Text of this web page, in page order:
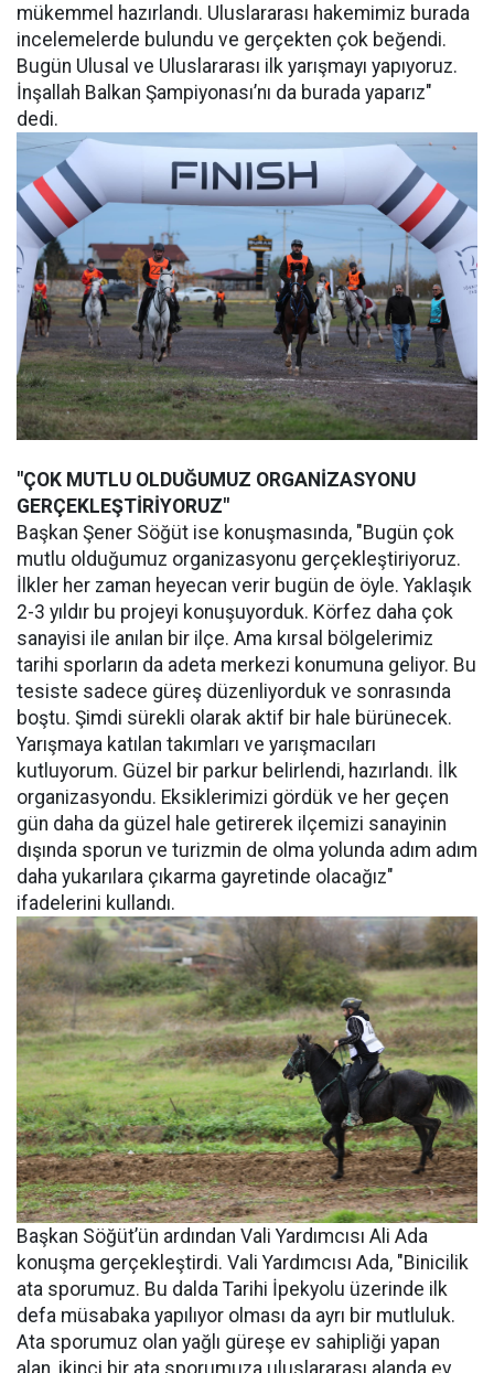
mükemmel hazırlandı. Uluslararası hakemimiz burada
incelemelerde bulundu ve gerçekten çok beğendi.
Bugün Ulusal ve Uluslararası ilk yarışmayı yapıyoruz.
İnşallah Balkan Şampiyonası’nı da burada yaparız"
dedi.
"ÇOK MUTLU OLDUĞUMUZ ORGANİZASYONU
GERÇEKLEŞTİRİYORUZ"
Başkan Şener Söğüt ise konuşmasında, "Bugün çok
mutlu olduğumuz organizasyonu gerçekleştiriyoruz.
İlkler her zaman heyecan verir bugün de öyle. Yaklaşık
2-3 yıldır bu projeyi konuşuyorduk. Körfez daha çok
sanayisi ile anılan bir ilçe. Ama kırsal bölgelerimiz
tarihi sporların da adeta merkezi konumuna geliyor. Bu
tesiste sadece güreş düzenliyorduk ve sonrasında
boştu. Şimdi sürekli olarak aktif bir hale bürünecek.
Yarışmaya katılan takımları ve yarışmacıları
kutluyorum. Güzel bir parkur belirlendi, hazırlandı. İlk
organizasyondu. Eksiklerimizi gördük ve her geçen
gün daha da güzel hale getirerek ilçemizi sanayinin
dışında sporun ve turizmin de olma yolunda adım adım
daha yukarılara çıkarma gayretinde olacağız"
ifadelerini kullandı.
Başkan Söğüt’ün ardından Vali Yardımcısı Ali Ada
konuşma gerçekleştirdi. Vali Yardımcısı Ada, "Binicilik
ata sporumuz. Bu dalda Tarihi İpekyolu üzerinde ilk
defa müsabaka yapılıyor olması da ayrı bir mutluluk.
Ata sporumuz olan yağlı güreşe ev sahipliği yapan